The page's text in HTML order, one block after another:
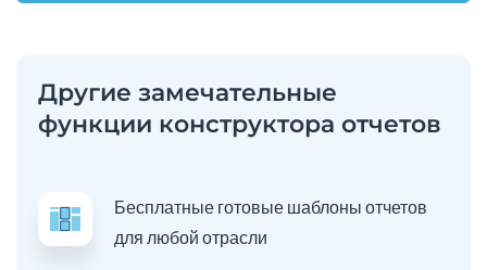
Другие замечательные
функции конструктора отчетов
Бесплатные готовые шаблоны отчетов
для любой отрасли